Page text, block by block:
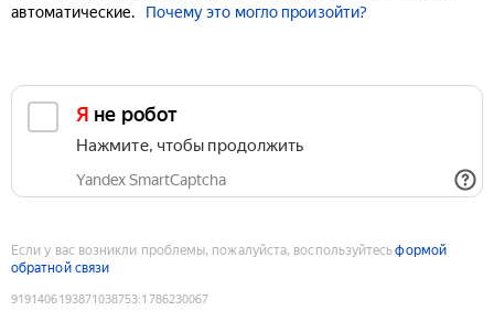
автоматические.
Почему это могло произойти?
Я не робот
Нажмите, чтобы продолжить
Yandex SmartCaptcha
Если у вас возникли проблемы, пожалуйста, воспользуйтесьформой
обратной связи
9191406193871038753:1786230067